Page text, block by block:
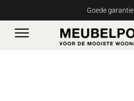
inhoud
Goede garantie